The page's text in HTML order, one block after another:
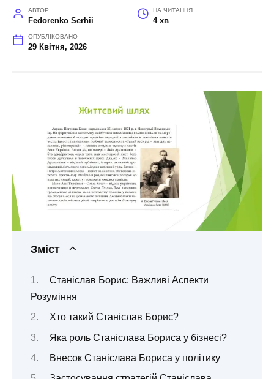
АВТОР
Fedorenko Serhii
НА ЧИТАННЯ
4 хв
ОПУБЛІКОВАНО
29 Квітня, 2026
Зміст
Станіслав Борис: Важливі Аспекти
Розуміння
Хто такий Станіслав Борис?
Яка роль Станіслава Бориса у бізнесі?
Внесок Станіслава Бориса у політику